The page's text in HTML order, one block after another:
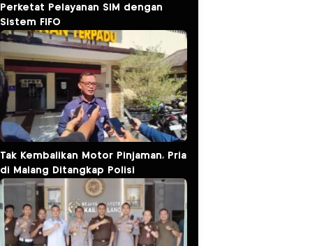
Perketat Pelayanan SIM dengan
Sistem FIFO
Tak Kembalikan Motor Pinjaman, Pria
di Malang Ditangkap Polisi